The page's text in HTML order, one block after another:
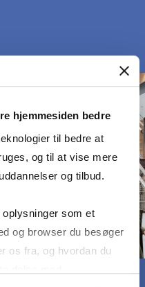
hjemmesiden bedre
til bedre at
og til at vise mere
og tilbud.
som et
og browser du besøger
os fra, og hvordan du